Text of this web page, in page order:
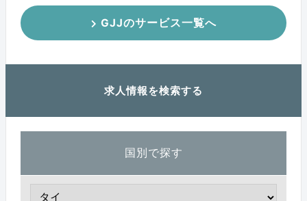
GJJのサービス一覧へ
求人情報を検索する
国別で探す